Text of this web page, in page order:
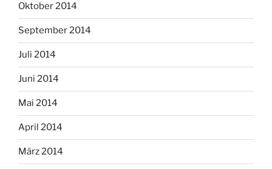
Oktober 2014
September 2014
Juli 2014
Juni 2014
Mai 2014
April 2014
März 2014